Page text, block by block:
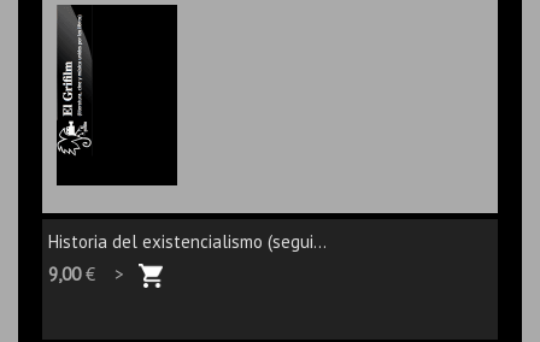
Historia del existencialismo (segui...
9,00€ >